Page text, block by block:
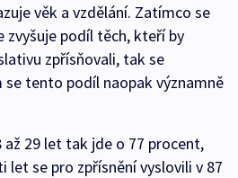
věk a vzdělání. Zatímco se
zvyšuje podíl těch, kteří by
zpřísňovali, tak se
tento podíl naopak významně
29 let tak jde o 77 procent,
se pro zpřísnění vyslovili v 87